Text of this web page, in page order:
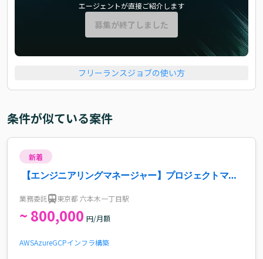
エージェントが直接ご紹介します
募集が終了しました
フリーランスジョブの使い方
条件が似ている案件
新着
【エンジニアリングマネージャー】プロジェクトマネ
業務委託 東京都 六本木一丁目駅
~ 800,000 円/月額
AWSAzureGCPインフラ構築